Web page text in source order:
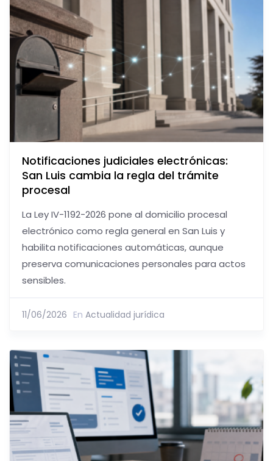
Notificaciones judiciales electrónicas:
San Luis cambia la regla del trámite
procesal
La Ley IV-1192-2026 pone al domicilio procesal
electrónico como regla general en San Luis y
habilita notificaciones automáticas, aunque
preserva comunicaciones personales para actos
sensibles.
11/06/2026 En Actualidad jurídica